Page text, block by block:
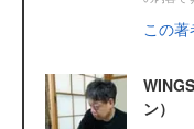
この
ン）